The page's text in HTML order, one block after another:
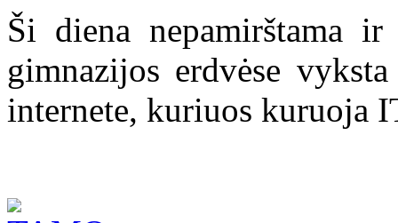
Ši diena nepamirštama
gimnazijos erdvėse
internete, kuriuos kuruoja